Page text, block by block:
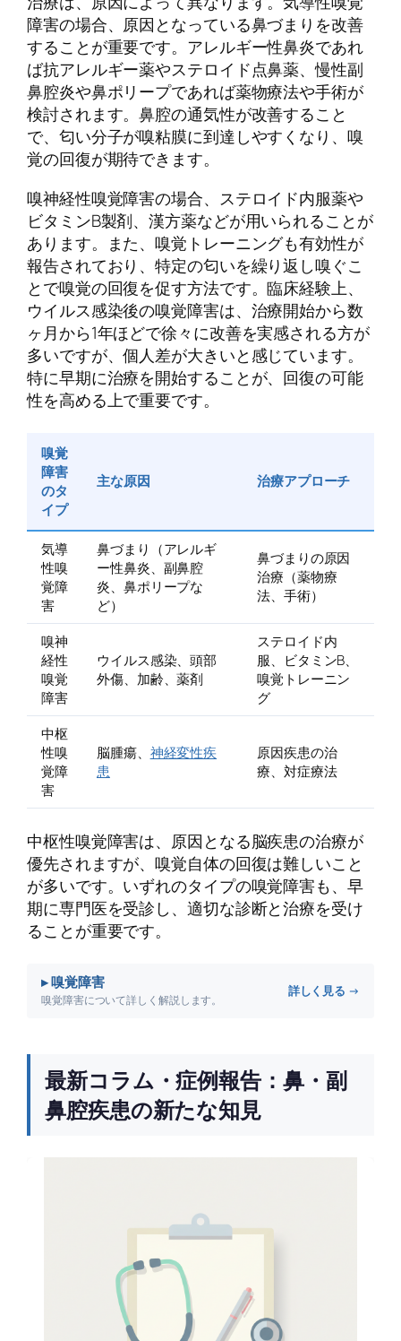
障害の場合、原因となっている鼻づまりを改善
することが重要です。アレルギー性鼻炎であれ
ば抗アレルギー薬やステロイド点鼻薬、慢性副
鼻腔炎や鼻ポリープであれば薬物療法や手術が
検討されます。鼻腔の通気性が改善すること
で、匂い分子が嗅粘膜に到達しやすくなり、嗅
覚の回復が期待できます。
嗅神経性嗅覚障害の場合、ステロイド内服薬や
ビタミンB製剤、漢方薬などが用いられることが
あります。また、嗅覚トレーニングも有効性が
報告されており、特定の匂いを繰り返し嗅ぐこ
とで嗅覚の回復を促す方法です。臨床経験上、
ウイルス感染後の嗅覚障害は、治療開始から数
ヶ月から1年ほどで徐々に改善を実感される方が
多いですが、個人差が大きいと感じています。
特に早期に治療を開始することが、回復の可能
性を高める上で重要です。
嗅覚
障害
のタ
イプ
主な原因 治療アプローチ
気導
性嗅
覚障
害
鼻づまり（アレルギ
ー性鼻炎、副鼻腔
炎、鼻ポリープな
ど）
鼻づまりの原因
治療（薬物療
法、手術）
嗅神
経性
嗅覚
障害
ウイルス感染、頭部
外傷、加齢、薬剤
ステロイド内
服、ビタミンB、
嗅覚トレーニン
グ
中枢
性嗅
覚障
害
脳腫瘍、 神経変性疾
患
原因疾患の治
療、対症療法
中枢性嗅覚障害は、原因となる脳疾患の治療が
優先されますが、嗅覚自体の回復は難しいこと
が多いです。いずれのタイプの嗅覚障害も、早
期に専門医を受診し、適切な診断と治療を受け
ることが重要です。
▸ 嗅覚障害
嗅覚障害について詳しく解説します。
詳しく見る →
最新コラム・症例報告：鼻・副
鼻腔疾患の新たな知見